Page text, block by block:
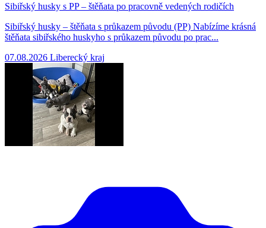
Sibiřský husky s PP – štěňata po pracovně vedených rodičích
Sibiřský husky – štěňata s průkazem původu (PP) Nabízíme krásná
štěňata sibiřského huskyho s průkazem původu po prac...
07.08.2026 Liberecký kraj